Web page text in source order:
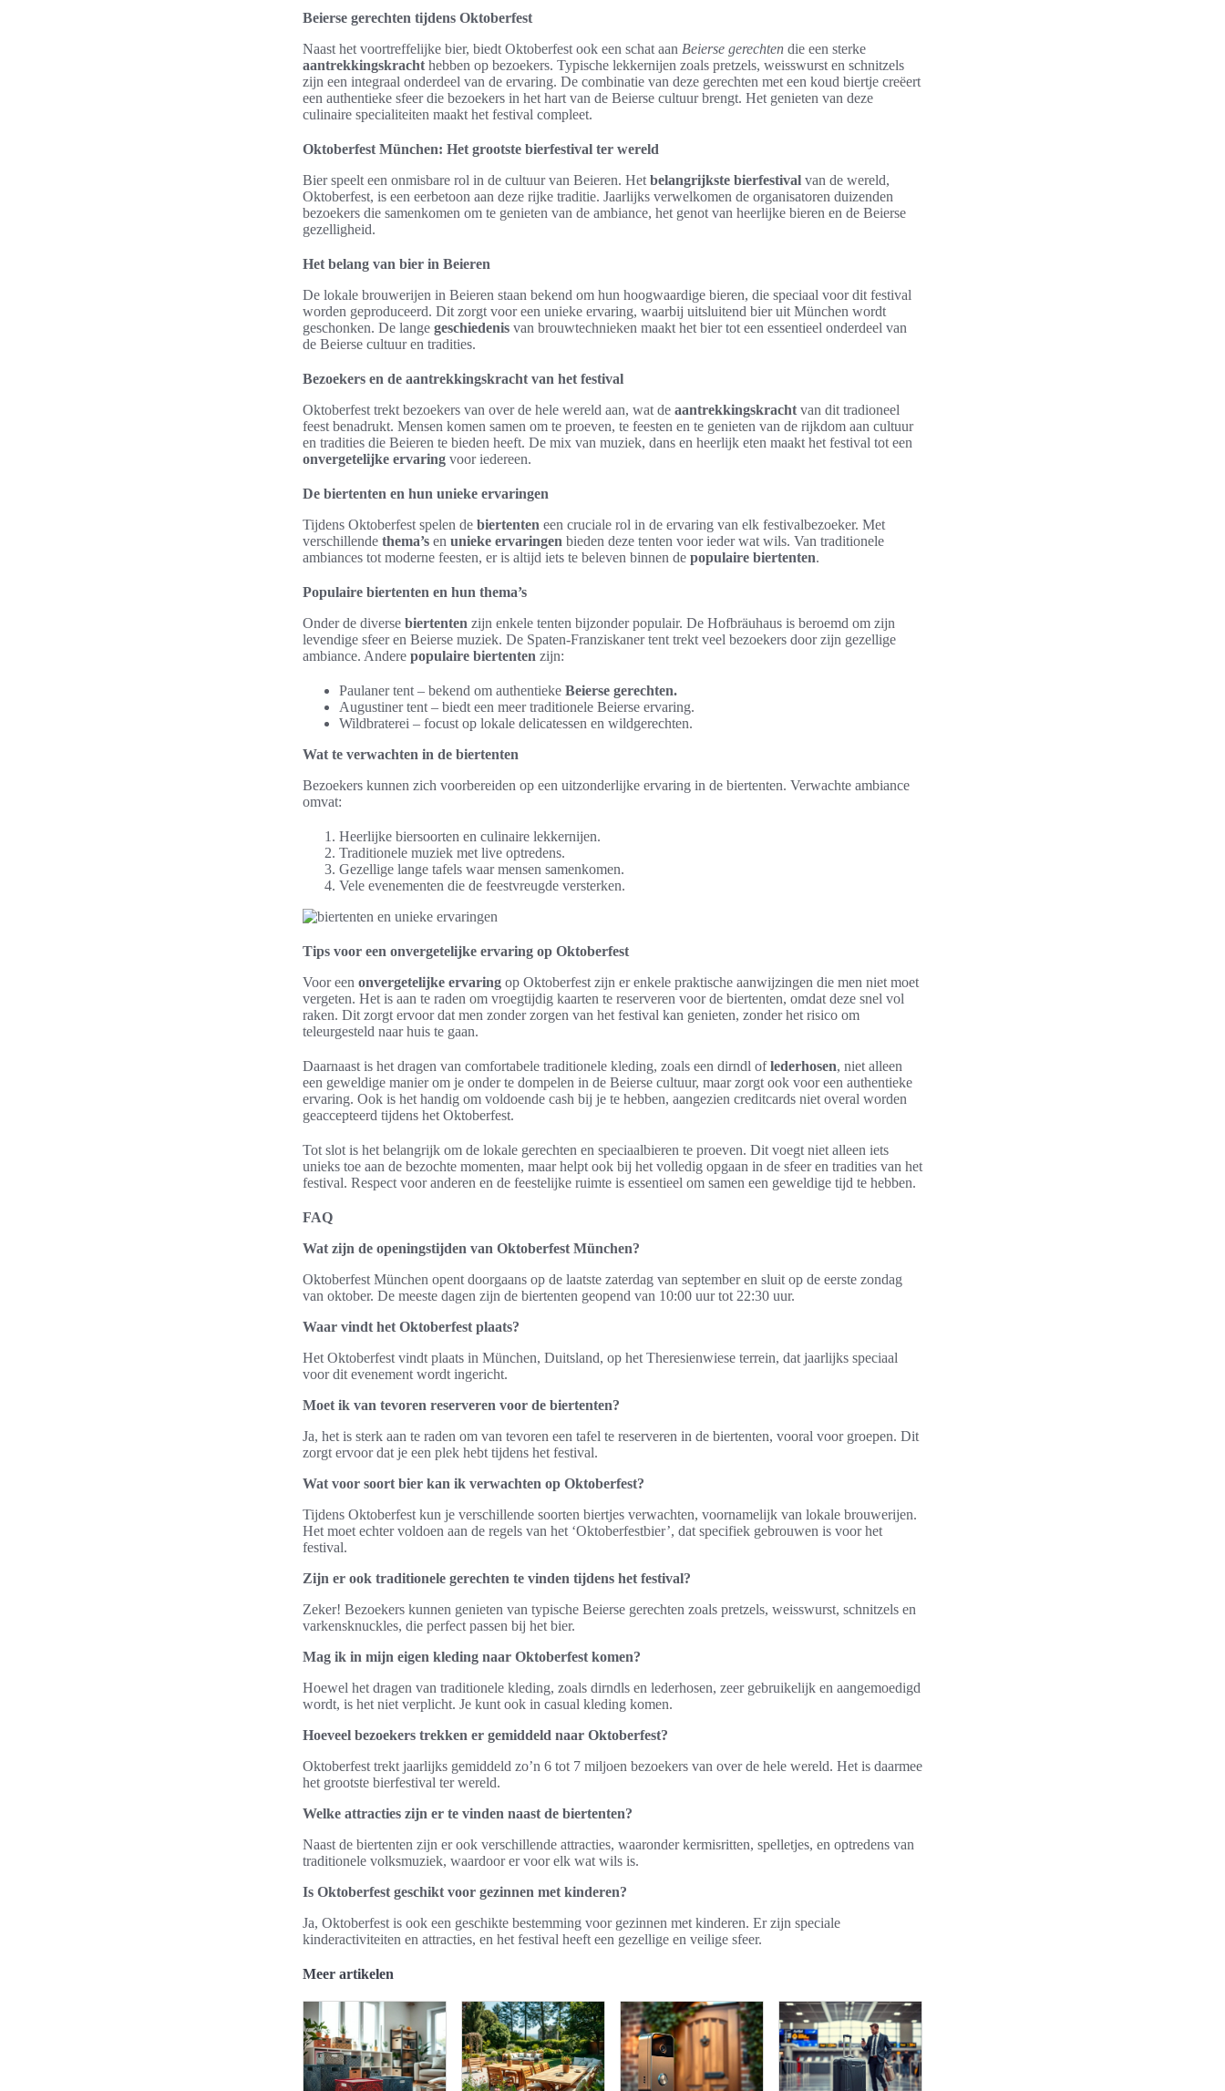
Beierse gerechten tijdens Oktoberfest
Naast het voortreffelijke bier, biedt Oktoberfest ook een schat aan Beierse gerechten die een sterke
aantrekkingskracht hebben op bezoekers. Typische lekkernijen zoals pretzels, weisswurst en schnitzels
zijn een integraal onderdeel van de ervaring. De combinatie van deze gerechten met een koud biertje creëert
een authentieke sfeer die bezoekers in het hart van de Beierse cultuur brengt. Het genieten van deze
culinaire specialiteiten maakt het festival compleet.
Oktoberfest München: Het grootste bierfestival ter wereld
Bier speelt een onmisbare rol in de cultuur van Beieren. Het belangrijkste bierfestival van de wereld,
Oktoberfest, is een eerbetoon aan deze rijke traditie. Jaarlijks verwelkomen de organisatoren duizenden
bezoekers die samenkomen om te genieten van de ambiance, het genot van heerlijke bieren en de Beierse
gezelligheid.
Het belang van bier in Beieren
De lokale brouwerijen in Beieren staan bekend om hun hoogwaardige bieren, die speciaal voor dit festival
worden geproduceerd. Dit zorgt voor een unieke ervaring, waarbij uitsluitend bier uit München wordt
geschonken. De lange geschiedenis van brouwtechnieken maakt het bier tot een essentieel onderdeel van
de Beierse cultuur en tradities.
Bezoekers en de aantrekkingskracht van het festival
Oktoberfest trekt bezoekers van over de hele wereld aan, wat de aantrekkingskracht van dit tradioneel
feest benadrukt. Mensen komen samen om te proeven, te feesten en te genieten van de rijkdom aan cultuur
en tradities die Beieren te bieden heeft. De mix van muziek, dans en heerlijk eten maakt het festival tot een
onvergetelijke ervaring voor iedereen.
De biertenten en hun unieke ervaringen
Tijdens Oktoberfest spelen de biertenten een cruciale rol in de ervaring van elk festivalbezoeker. Met
verschillende thema’s en unieke ervaringen bieden deze tenten voor ieder wat wils. Van traditionele
ambiances tot moderne feesten, er is altijd iets te beleven binnen de populaire biertenten.
Populaire biertenten en hun thema’s
Onder de diverse biertenten zijn enkele tenten bijzonder populair. De Hofbräuhaus is beroemd om zijn
levendige sfeer en Beierse muziek. De Spaten-Franziskaner tent trekt veel bezoekers door zijn gezellige
ambiance. Andere populaire biertenten zijn:
Paulaner tent – bekend om authentieke Beierse gerechten.
Augustiner tent – biedt een meer traditionele Beierse ervaring.
Wildbraterei – focust op lokale delicatessen en wildgerechten.
Wat te verwachten in de biertenten
Bezoekers kunnen zich voorbereiden op een uitzonderlijke ervaring in de biertenten. Verwachte ambiance
omvat:
Heerlijke biersoorten en culinaire lekkernijen.
Traditionele muziek met live optredens.
Gezellige lange tafels waar mensen samenkomen.
Vele evenementen die de feestvreugde versterken.
Tips voor een onvergetelijke ervaring op Oktoberfest
Voor een onvergetelijke ervaring op Oktoberfest zijn er enkele praktische aanwijzingen die men niet moet
vergeten. Het is aan te raden om vroegtijdig kaarten te reserveren voor de biertenten, omdat deze snel vol
raken. Dit zorgt ervoor dat men zonder zorgen van het festival kan genieten, zonder het risico om
teleurgesteld naar huis te gaan.
Daarnaast is het dragen van comfortabele traditionele kleding, zoals een dirndl oflederhosen, niet alleen
een geweldige manier om je onder te dompelen in de Beierse cultuur, maar zorgt ook voor een authentieke
ervaring. Ook is het handig om voldoende cash bij je te hebben, aangezien creditcards niet overal worden
geaccepteerd tijdens het Oktoberfest.
Tot slot is het belangrijk om de lokale gerechten en speciaalbieren te proeven. Dit voegt niet alleen iets
unieks toe aan de bezochte momenten, maar helpt ook bij het volledig opgaan in de sfeer en tradities van het
festival. Respect voor anderen en de feestelijke ruimte is essentieel om samen een geweldige tijd te hebben.
FAQ
Wat zijn de openingstijden van Oktoberfest München?
Oktoberfest München opent doorgaans op de laatste zaterdag van september en sluit op de eerste zondag
van oktober. De meeste dagen zijn de biertenten geopend van 10:00 uur tot 22:30 uur.
Waar vindt het Oktoberfest plaats?
Het Oktoberfest vindt plaats in München, Duitsland, op het Theresienwiese terrein, dat jaarlijks speciaal
voor dit evenement wordt ingericht.
Moet ik van tevoren reserveren voor de biertenten?
Ja, het is sterk aan te raden om van tevoren een tafel te reserveren in de biertenten, vooral voor groepen. Dit
zorgt ervoor dat je een plek hebt tijdens het festival.
Wat voor soort bier kan ik verwachten op Oktoberfest?
Tijdens Oktoberfest kun je verschillende soorten biertjes verwachten, voornamelijk van lokale brouwerijen.
Het moet echter voldoen aan de regels van het ‘Oktoberfestbier’, dat specifiek gebrouwen is voor het
festival.
Zijn er ook traditionele gerechten te vinden tijdens het festival?
Zeker! Bezoekers kunnen genieten van typische Beierse gerechten zoals pretzels, weisswurst, schnitzels en
varkensknuckles, die perfect passen bij het bier.
Mag ik in mijn eigen kleding naar Oktoberfest komen?
Hoewel het dragen van traditionele kleding, zoals dirndls en lederhosen, zeer gebruikelijk en aangemoedigd
wordt, is het niet verplicht. Je kunt ook in casual kleding komen.
Hoeveel bezoekers trekken er gemiddeld naar Oktoberfest?
Oktoberfest trekt jaarlijks gemiddeld zo’n 6 tot 7 miljoen bezoekers van over de hele wereld. Het is daarmee
het grootste bierfestival ter wereld.
Welke attracties zijn er te vinden naast de biertenten?
Naast de biertenten zijn er ook verschillende attracties, waaronder kermisritten, spelletjes, en optredens van
traditionele volksmuziek, waardoor er voor elk wat wils is.
Is Oktoberfest geschikt voor gezinnen met kinderen?
Ja, Oktoberfest is ook een geschikte bestemming voor gezinnen met kinderen. Er zijn speciale
kinderactiviteiten en attracties, en het festival heeft een gezellige en veilige sfeer.
Meer artikelen